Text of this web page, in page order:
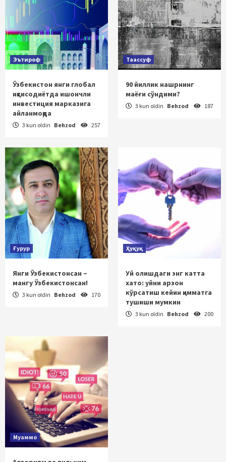
Эътироф
Ўзбекистон янги глобал
иқтисодиётда ишончли
инвестиция марказига
айланмоқда
3 kun oldin Behzod 257
Таассуф
90 йиллик нашрнинг
маёғи сўндими?
3 kun oldin Behzod 187
Ғурур
Янги Ўзбекистонсан –
мангу Ўзбекистонсан!
3 kun oldin Behzod 170
Ҳуқуқ
Уй олишдаги энг катта
хато: уйни арзон
кўрсатиш кейин қимматга
тушиши мумкин
3 kun oldin Behzod 200
Муаммо